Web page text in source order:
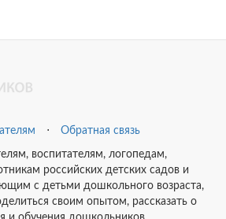
⋅ Обратная связь
воспитателям, логопедам,
российских детских садов и
с детьми дошкольного возраста,
своим опытом, рассказать о